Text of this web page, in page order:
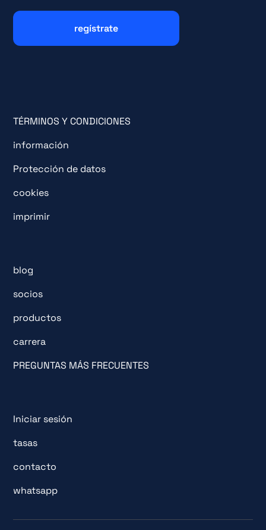
TÉRMINOS Y CONDICIONES
información
Protección de datos
cookies
imprimir
blog
socios
productos
carrera
PREGUNTAS MÁS FRECUENTES
Iniciar sesión
tasas
contacto
whatsapp